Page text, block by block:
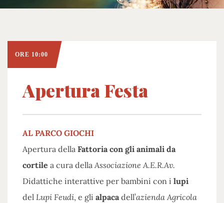
ORE 10:00
Apertura Festa
AL PARCO GIOCHI
Apertura della Fattoria con gli animali da
cortile a cura della Associazione A.E.R.Av.
Didattiche interattive per bambini con i lupi
del Lupi Feudi, e gli alpacadell’azienda Agricola